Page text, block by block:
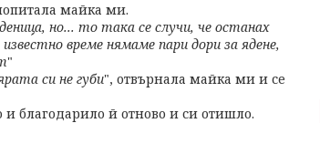
майка ми.
но... то така се случи, че останах
време нямаме пари дори за ядене,
"
си не губи", отвърнала майка ми и се
благодарило й отново и си отишло.